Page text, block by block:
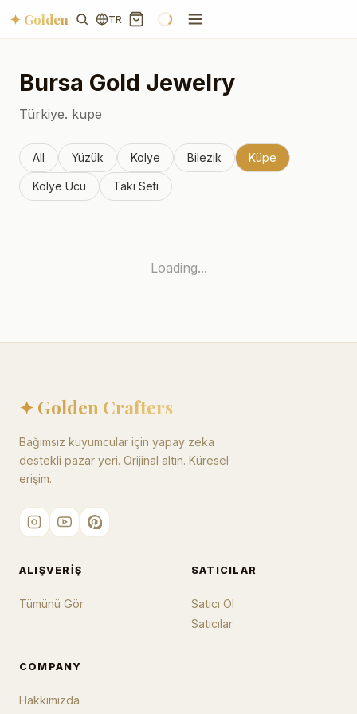
✦ Golden TR
Bursa Gold Jewelry
Türkiye. kupe
All Yüzük Kolye Bilezik Küpe
Kolye Ucu Takı Seti
Loading...
✦ Golden Crafters
Bağımsız kuyumcular için yapay zeka
destekli pazar yeri. Orijinal altın. Küresel
erişim.
ALIŞVERIŞ
Tümünü Gör
SATICILAR
Satıcı Ol
Satıcılar
COMPANY
Hakkımızda